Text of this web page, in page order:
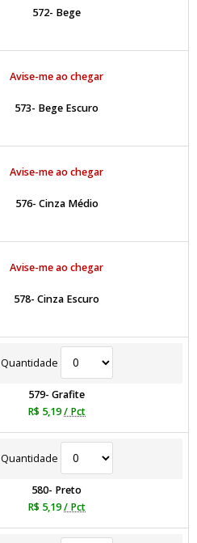
572- Bege
Avise-me ao chegar
573- Bege Escuro
Avise-me ao chegar
576- Cinza Médio
Avise-me ao chegar
578- Cinza Escuro
Quantidade
579- Grafite
R$ 5,19/ Pct
Quantidade
580- Preto
R$ 5,19/ Pct